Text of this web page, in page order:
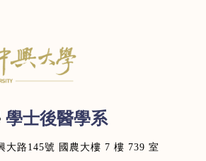
學士後醫學系
大路145號 國農大樓 7 樓 739 室